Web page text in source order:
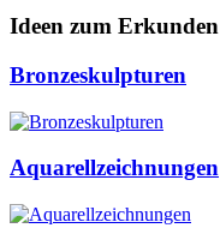
Ideen zum Erkunden
Bronzeskulpturen
Aquarellzeichnungen